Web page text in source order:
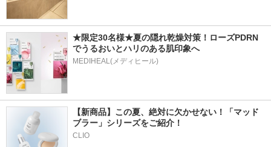
★限定30名様★夏の隠れ乾燥対策！ローズPDRN
でうるおいとハリのある肌印象へ
MEDIHEAL(メディヒール)
【新商品】この夏、絶対に欠かせない！「マッド
ブラー」シリーズをご紹介！
CLIO